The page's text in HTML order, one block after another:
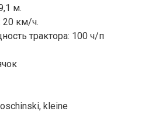
м.
20 км/ч.
трактора: 100 ч/п
kleine